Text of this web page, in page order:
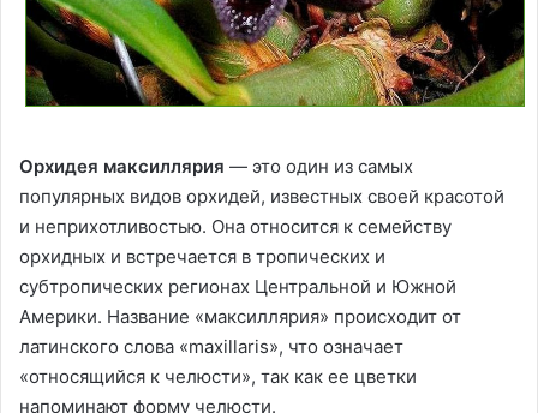
Орхидея максиллярия — это один из самых
популярных видов орхидей, известных своей красотой
и неприхотливостью. Она относится к семейству
орхидных и встречается в тропических и
субтропических регионах Центральной и Южной
Америки. Название «максиллярия» происходит от
латинского слова «maxillaris», что означает
«относящийся к челюсти», так как ее цветки
напоминают форму челюсти.